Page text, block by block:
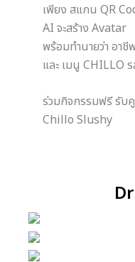
เพียง สแกน QR
AI จะสร้าง Avatar
พร้อมทำนายว่า อา
และ เมนู CHILLO
ร่วมกิจกรรมฟรี รับ
Chillo Slushy